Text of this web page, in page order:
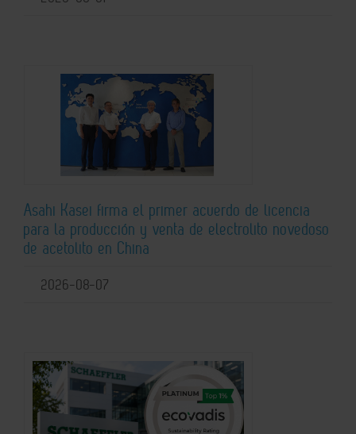
Asahi Kasei firma el primer acuerdo de licencia
para la producción y venta de electrolito novedoso
de acetolito en China
2026-08-07